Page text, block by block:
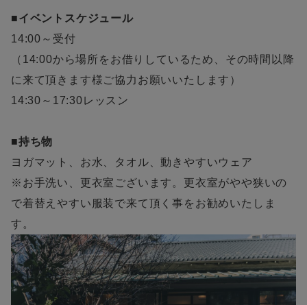
■イベントスケジュール
14:00～受付
（14:00から場所をお借りしているため、その時間以降
に来て頂きます様ご協力お願いいたします）
14:30～17:30レッスン
■持ち物
ヨガマット、お水、タオル、動きやすいウェア
※お手洗い、更衣室ございます。更衣室がやや狭いの
で着替えやすい服装で来て頂く事をお勧めいたしま
す。